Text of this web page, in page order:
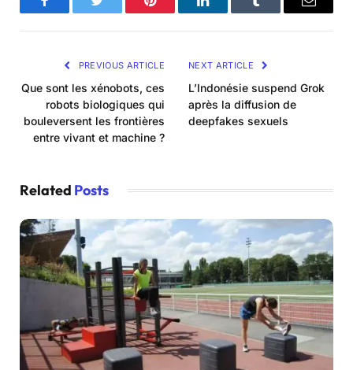
FacebookTwitter Pinterest LinkedInTumblr Email
PREVIOUS ARTICLE
Que sont les xénobots, ces
robots biologiques qui
bouleversent les frontières
entre vivant et machine ?
NEXT ARTICLE
L’Indonésie suspend Grok
après la diffusion de
deepfakes sexuels
Related Posts